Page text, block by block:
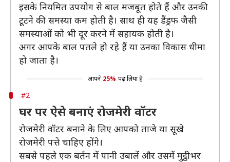
इसके नियमित उपयोग से बाल मजबूत होते हैं और उनकी
टूटने की समस्या कम होती है। साथ ही यह डैंड्रफ जैसी
समस्याओं को भी दूर करने में सहायक होती है।
अगर आपके बाल पतले हो रहे हैं या उनका विकास धीमा
हो जाता है।
आपने 25% पढ़ लिया है
#2
घर पर ऐसे बनाएं रोजमेरी वॉटर
रोजमेरी वॉटर बनाने के लिए आपको ताजे या सूखे
रोजमेरी पत्ते चाहिए होंगे।
सबसे पहले एक बर्तन में पानी उबालें और उसमें मुट्ठीभर